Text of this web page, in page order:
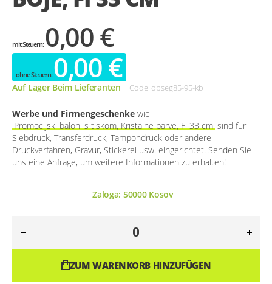
0,00 €
0,00 €
Auf Lager Beim Lieferanten Code obseg85-95-kb
Werbe und Firmengeschenke wie
Promocijski baloni s tiskom, Kristalne barve, Fi 33 cm sind für
Siebdruck, Transferdruck, Tampondruck oder andere
Druckverfahren, Gravur, Stickerei usw. eingerichtet. Senden Sie
uns eine Anfrage, um weitere Informationen zu erhalten!
Zaloga: 50000Kosov
ZUM WARENKORB HINZUFÜGEN